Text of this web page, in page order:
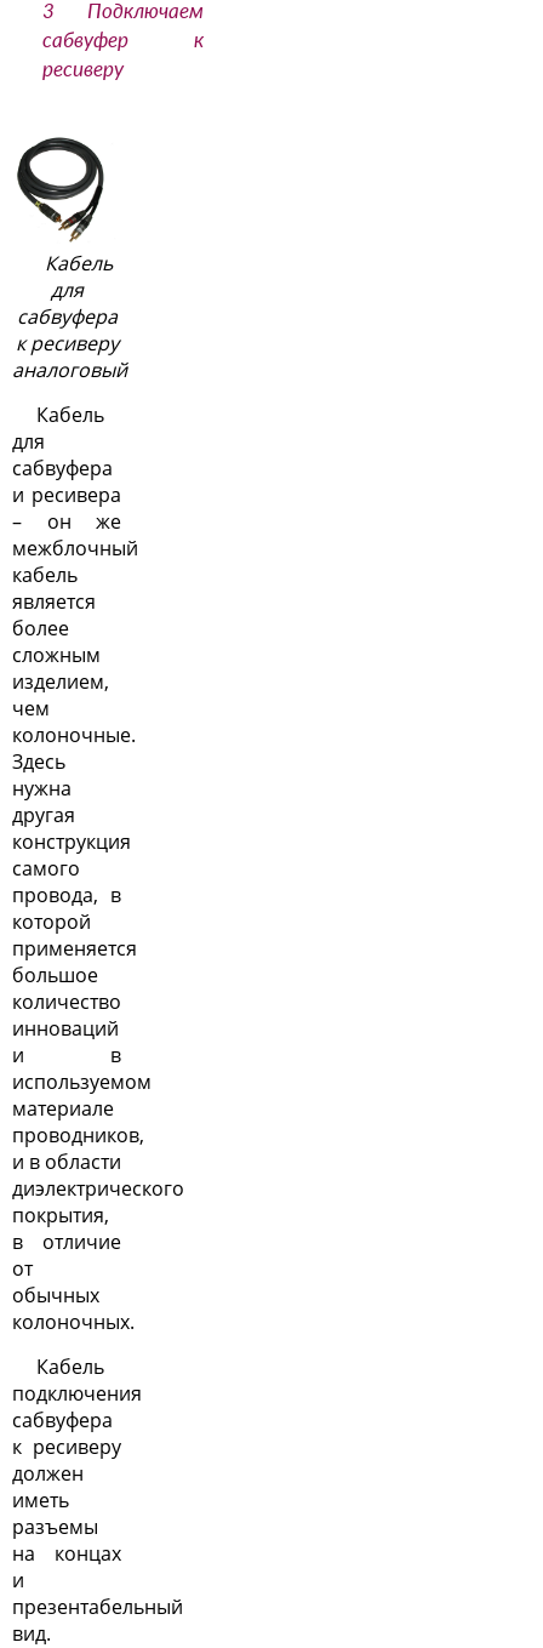
3 Подключаем
сабвуфер к
ресиверу
Кабель
для
сабвуфера
к ресиверу
аналоговый
Кабель
для
сабвуфера
и ресивера
– он же
межблочный
кабель
является
более
сложным
изделием,
чем
колоночные.
Здесь
нужна
другая
конструкция
самого
провода, в
которой
применяется
большое
количество
инноваций
и в
используемом
материале
проводников,
и в области
диэлектрического
покрытия,
в отличие
от
обычных
колоночных.
Кабель
подключения
сабвуфера
к ресиверу
должен
иметь
разъемы
на концах
и
презентабельный
вид.